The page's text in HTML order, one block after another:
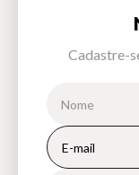
Cadastre-